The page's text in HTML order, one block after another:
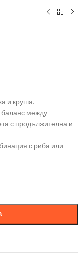
и круша.
между
с продължителна и
с риба или